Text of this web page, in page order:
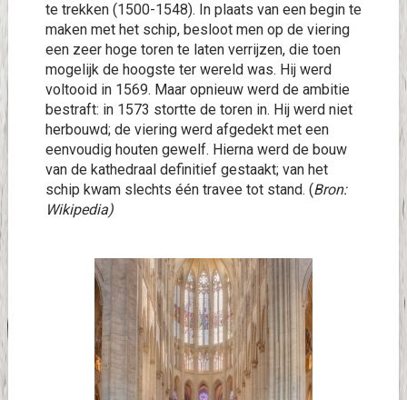
te trekken (1500-1548). In plaats van een begin te
maken met het schip, besloot men op de viering
een zeer hoge toren te laten verrijzen, die toen
mogelijk de hoogste ter wereld was. Hij werd
voltooid in 1569. Maar opnieuw werd de ambitie
bestraft: in 1573 stortte de toren in. Hij werd niet
herbouwd; de viering werd afgedekt met een
eenvoudig houten gewelf. Hierna werd de bouw
van de kathedraal definitief gestaakt; van het
schip kwam slechts één travee tot stand. (Bron:
Wikipedia)